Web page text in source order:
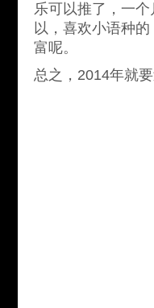
乐可以推了，一
以，喜欢小语种
富呢。
总之，2014年就